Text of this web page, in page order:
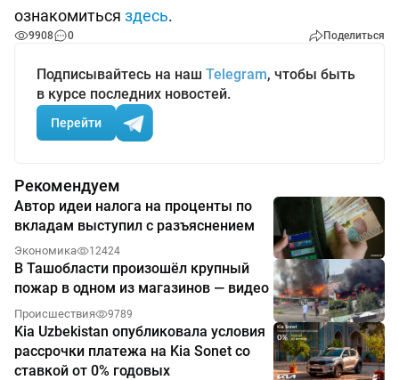
ознакомиться здесь.
9908 0 Поделиться
Подписывайтесь на наш Telegram, чтобы быть
в курсе последних новостей.
Перейти
Рекомендуем
Автор идеи налога на проценты по
вкладам выступил с разъяснением
Экономика 12424
В Ташобласти произошёл крупный
пожар в одном из магазинов — видео
Происшествия 9789
Kia Uzbekistan опубликовала условия
рассрочки платежа на Kia Sonet со
ставкой от 0% годовых